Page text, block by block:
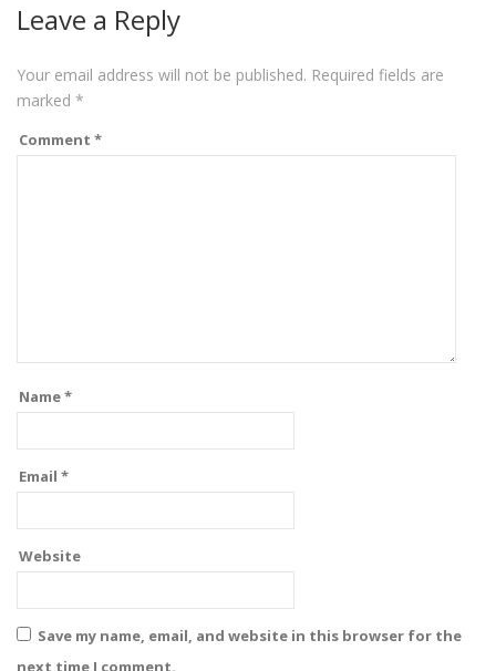
Leave a Reply
Your email address will not be published. Required fields are
marked *
Comment *
Name*
Email *
Website
Save my name, email, and website in this browser for the
next time I comment.